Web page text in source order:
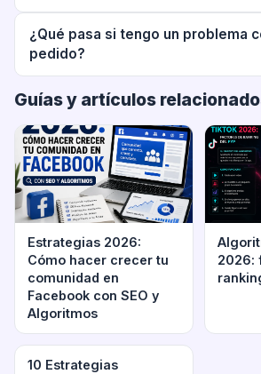
¿Qué pasa si tengo un problema
pedido?
Guías y artículos
Estrategias 2026:
Cómo hacer crecer tu
comunidad en
Facebook con SEO y
Algoritmos
2026:
10 Estrategias